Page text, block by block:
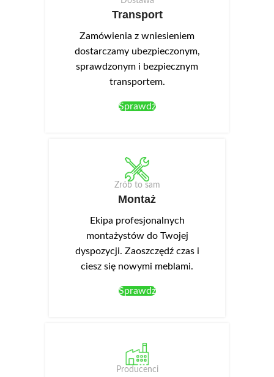
Transport
Zamówienia z wniesieniem
dostarczamy ubezpieczonym,
sprawdzonym i bezpiecznym
transportem.
Sprawdź
Zrób to sam
Montaż
Ekipa profesjonalnych
montażystów do Twojej
dyspozycji. Zaoszczędź czas i
ciesz się nowymi meblami.
Sprawdź
Producenci